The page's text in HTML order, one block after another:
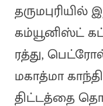
தருமபுரியில்
கம்யூனிஸ்ட்
ரத்து,
மகாத்மா
திட்டத்தை